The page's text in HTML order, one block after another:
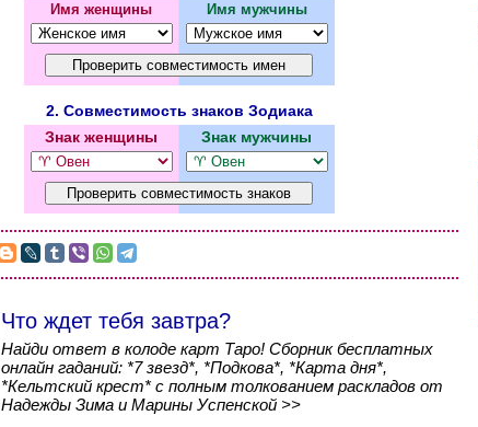
Имя женщины Имя мужчины
2. Совместимость знаков Зодиака
Знак женщины
Знак мужчины
Что ждет тебя завтра?
Найди ответ в колоде карт Таро! Сборник бесплатных
онлайн гаданий: *7 звезд*, *Подкова*, *Карта дня*,
*Кельтский крест* с полным толкованием раскладов от
Надежды Зима и Марины Успенской >>